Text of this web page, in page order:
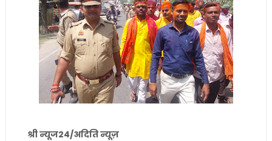
श्री न्यूज24/अदिति न्यूज़